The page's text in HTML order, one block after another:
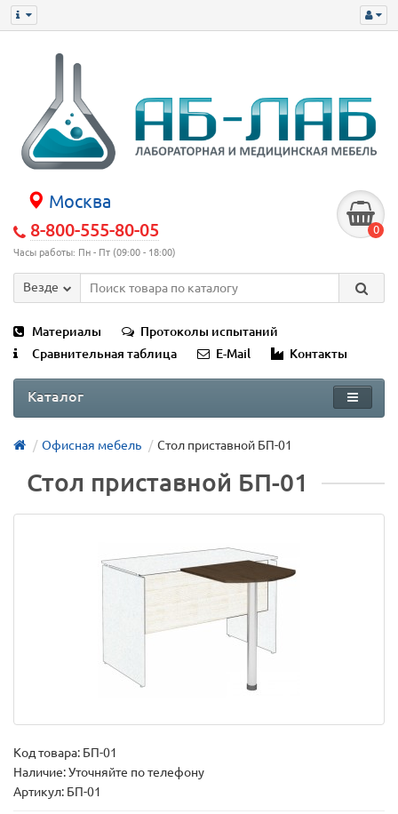
Москва
8-800-555-80-05
Часы работы: Пн - Пт (09:00 - 18:00)
0
Везде
Материалы
Протоколы испытаний
Сравнительная таблица
E-Mail Контакты
Каталог
Офисная мебель Стол приставной БП-01
Стол приставной БП-01
Код товара: БП-01
Наличие: Уточняйте по телефону
Артикул: БП-01